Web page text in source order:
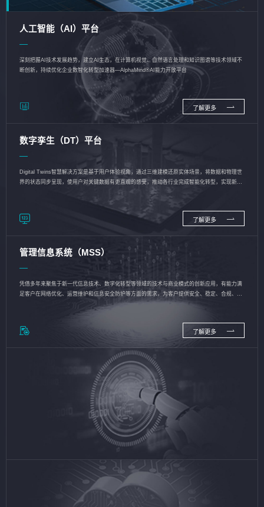
人工智能（AI）平台
深刻把握AI技术发展趋势，建立AI生态，在计算机视觉、自然语言处理和知识图谱等技术领域不
断创新，持续优化企业数智化转型加速器—AlphaMind®AI能力开放平台
了解更多
数字孪生（DT）平台
Digital Twins智慧解决方案是基于用户体验视角，通过三维建模还原实体场景，将数据和物理世
界的状态同步呈现，使用户对关键数据有更直观的感受，推动各行业完成智能化转型，实现新旧
了解更多
管理信息系统（MSS）
凭借多年来聚焦于新一代信息技术、数字化转型等领域的技术与商业模式的创新应用，有能力满
足客户在网络优化、运营维护和信息安全防护等方面的需求，为客户提供安全、稳定、合规、持
了解更多